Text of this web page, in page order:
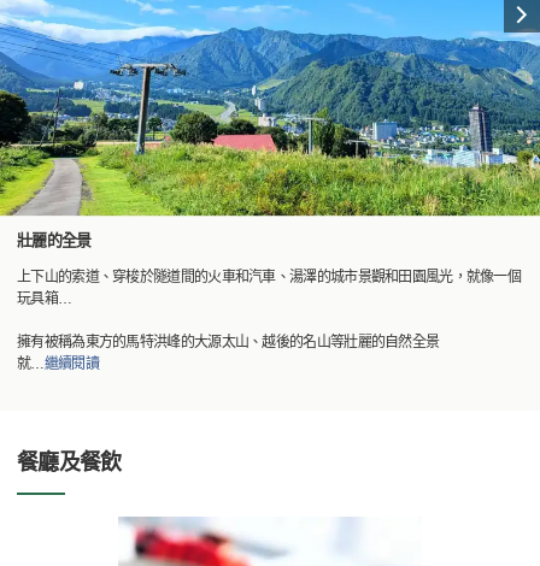
壯麗的全景
上下山的索道、穿梭於隧道間的火車和汽車、湯澤的城市景觀和田園風光，就像一個
玩具箱…
擁有被稱為東方的馬特洪峰的大源太山、越後的名山等壯麗的自然全景
就…繼續閱讀
餐廳及餐飲